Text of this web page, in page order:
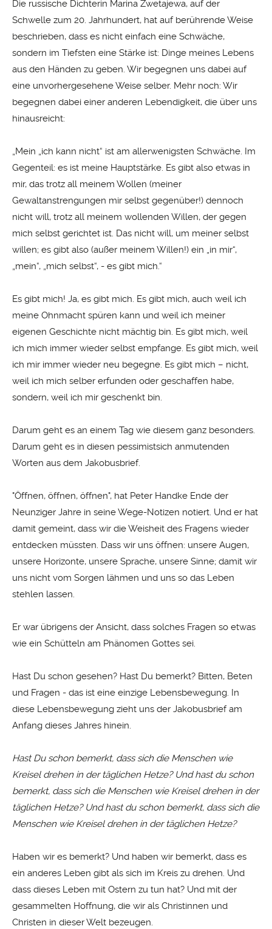
Die russische Dichterin Marina Zwetajewa, auf der
Schwelle zum 20. Jahrhundert, hat auf berührende Weise
beschrieben, dass es nicht einfach eine Schwäche,
sondern im Tiefsten eine Stärke ist: Dinge meines Lebens
aus den Händen zu geben. Wir begegnen uns dabei auf
eine unvorhergesehene Weise selber. Mehr noch: Wir
begegnen dabei einer anderen Lebendigkeit, die über uns
hinausreicht:
„Mein „ich kann nicht“ ist am allerwenigsten Schwäche. Im
Gegenteil: es ist meine Hauptstärke. Es gibt also etwas in
mir, das trotz all meinem Wollen (meiner
Gewaltanstrengungen mir selbst gegenüber!) dennoch
nicht will, trotz all meinem wollenden Willen, der gegen
mich selbst gerichtet ist. Das nicht will, um meiner selbst
willen; es gibt also (außer meinem Willen!) ein „in mir“,
„mein“, „mich selbst“, - es gibt mich.“
Es gibt mich! Ja, es gibt mich. Es gibt mich, auch weil ich
meine Ohnmacht spüren kann und weil ich meiner
eigenen Geschichte nicht mächtig bin. Es gibt mich, weil
ich mich immer wieder selbst empfange. Es gibt mich, weil
ich mir immer wieder neu begegne. Es gibt mich – nicht,
weil ich mich selber erfunden oder geschaffen habe,
sondern, weil ich mir geschenkt bin.
Darum geht es an einem Tag wie diesem ganz besonders.
Darum geht es in diesen pessimistsich anmutenden
Worten aus dem Jakobusbrief.
"Öffnen, öffnen, öffnen", hat Peter Handke Ende der
Neunziger Jahre in seine Wege-Notizen notiert. Und er hat
damit gemeint, dass wir die Weisheit des Fragens wieder
entdecken müssten. Dass wir uns öffnen: unsere Augen,
unsere Horizonte, unsere Sprache, unsere Sinne; damit wir
uns nicht vom Sorgen lähmen und uns so das Leben
stehlen lassen.
Er war übrigens der Ansicht, dass solches Fragen so etwas
wie ein Schütteln am Phänomen Gottes sei.
Hast Du schon gesehen? Hast Du bemerkt? Bitten, Beten
und Fragen - das ist eine einzige Lebensbewegung. In
diese Lebensbewegung zieht uns der Jakobusbrief am
Anfang dieses Jahres hinein.
Hast Du schon bemerkt, dass sich die Menschen wie
Kreisel drehen in der täglichen Hetze? Und hast du schon
bemerkt, dass sich die Menschen wie Kreisel drehen in der
täglichen Hetze? Und hast du schon bemerkt, dass sich die
Menschen wie Kreisel drehen in der täglichen Hetze?
Haben wir es bemerkt? Und haben wir bemerkt, dass es
ein anderes Leben gibt als sich im Kreis zu drehen. Und
dass dieses Leben mit Ostern zu tun hat? Und mit der
gesammelten Hoffnung, die wir als Christinnen und
Christen in dieser Welt bezeugen.